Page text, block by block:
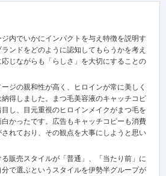
内でいかにインパクトを与え特徴を説明す
ンドをどのように認知してもらうかを考え
じながらも「らしさ」を大切にすることの
ジの親和性が高く、ヒロインが常に美しく
得しました。まつ毛美容液のキャッチコピ
し、目元重視のヒロインメイクがまつ毛を
かったです。広告もキャッチコピーも消費
れており、その観点を大事にしようと思い
販売スタイルが「普通」、「当たり前」に
で選ぶというスタイルを伊勢半グループが